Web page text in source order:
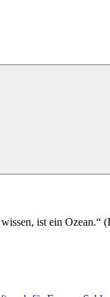
Suchen
ist ein Ozean.“